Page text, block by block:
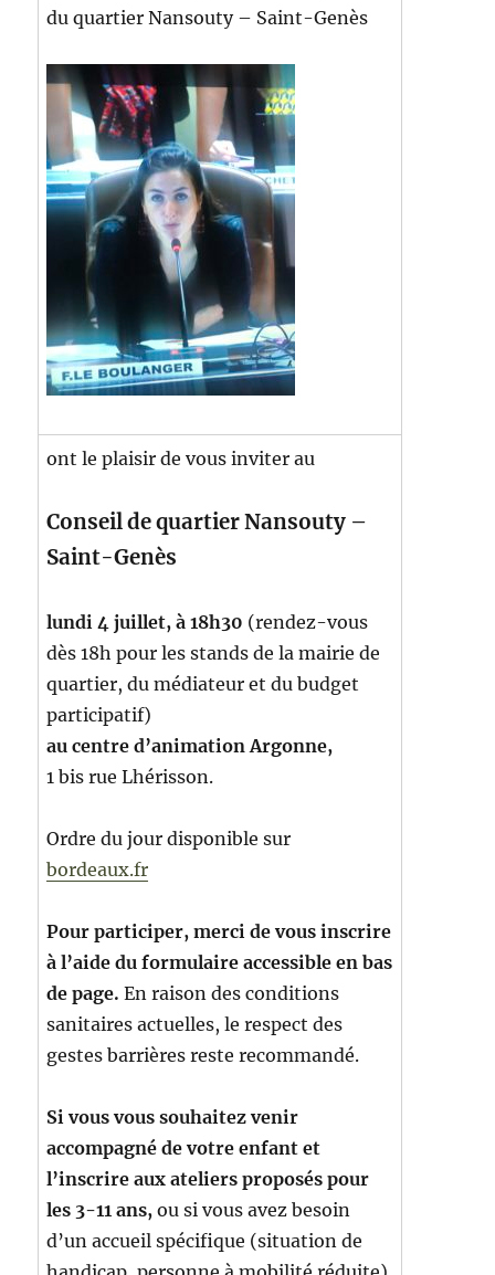
du quartier Nansouty – Saint-Genès
ont le plaisir de vous inviter au
Conseil de quartier Nansouty –
Saint-Genès
lundi 4 juillet, à 18h30 (rendez-vous
dès 18h pour les stands de la mairie de
quartier, du médiateur et du budget
participatif)
au centre d’animation Argonne,
1 bis rue Lhérisson.
Ordre du jour disponible sur
bordeaux.fr
Pour participer, merci de vous inscrire
à l’aide du formulaire accessible en bas
de page. En raison des conditions
sanitaires actuelles, le respect des
gestes barrières reste recommandé.
Si vousvous souhaitez venir
accompagné de votre enfant et
l’inscrire aux ateliers proposés pour
les 3-11 ans, ou si vous avez besoin
d’un accueil spécifique (situation de